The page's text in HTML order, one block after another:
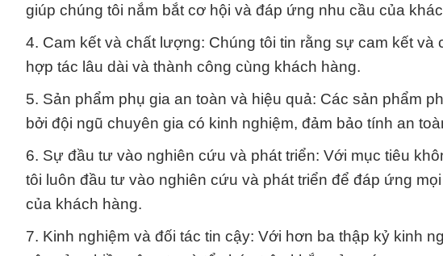
giúp chúng tôi nắm bắt cơ hội và đáp ứng nhu cầu của
4. Cam kết và chất lượng: Chúng tôi tin rằng sự cam kết
hợp tác lâu dài và thành công cùng khách hàng.
5. Sản phẩm phụ gia an toàn và hiệu quả: Các sản phẩm
bởi đội ngũ chuyên gia có kinh nghiệm, đảm bảo tính an
6. Sự đầu tư vào nghiên cứu và phát triển: Với mục tiêu
tôi luôn đầu tư vào nghiên cứu và phát triển để đáp ứng
của khách hàng.
7. Kinh nghiệm và đối tác tin cậy: Với hơn ba thập kỷ kinh